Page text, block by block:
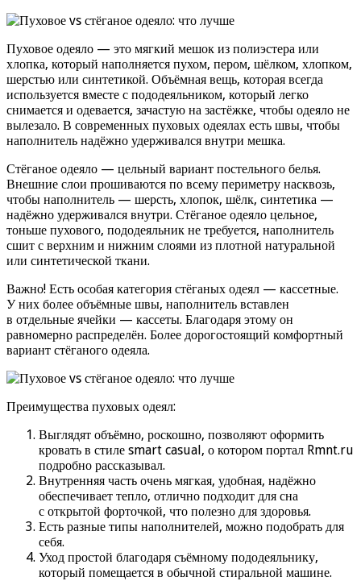
Пуховое одеяло — это мягкий мешок из полиэстера или
хлопка, который наполняется пухом, пером, шёлком, хлопком,
шерстью или синтетикой. Объёмная вещь, которая всегда
используется вместе с пододеяльником, который легко
снимается и одевается, зачастую на застёжке, чтобы одеяло не
вылезало. В современных пуховых одеялах есть швы, чтобы
наполнитель надёжно удерживался внутри мешка.
Стёганое одеяло — цельный вариант постельного белья.
Внешние слои прошиваются по всему периметру насквозь,
чтобы наполнитель — шерсть, хлопок, шёлк, синтетика —
надёжно удерживался внутри. Стёганое одеяло цельное,
тоньше пухового, пододеяльник не требуется, наполнитель
сшит с верхним и нижним слоями из плотной натуральной
или синтетической ткани.
Важно! Есть особая категория стёганых одеял — кассетные.
У них более объёмные швы, наполнитель вставлен
в отдельные ячейки — кассеты. Благодаря этому он
равномерно распределён. Более дорогостоящий комфортный
вариант стёганого одеяла.
Преимущества пуховых одеял:
Выглядят объёмно, роскошно, позволяют оформить
кровать в стиле smart casual, о котором портал Rmnt.ru
подробно рассказывал.
Внутренняя часть очень мягкая, удобная, надёжно
обеспечивает тепло, отлично подходит для сна
с открытой форточкой, что полезно для здоровья.
Есть разные типы наполнителей, можно подобрать для
себя.
Уход простой благодаря съёмному пододеяльнику,
который помещается в обычной стиральной машине.